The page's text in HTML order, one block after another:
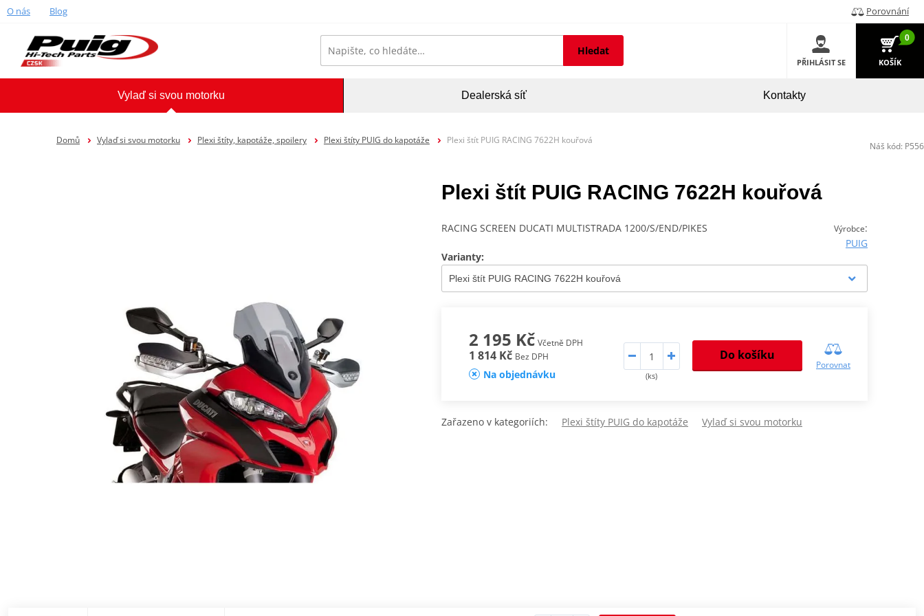
O nás Blog Porovnání
Hledat
PŘIHLÁSIT SE
0
KOŠÍK
Vylaď si svou motorku Dealerská síť Kontakty
Domů Vylaď si svou motorku Plexi štíty, kapotáže, spoilery Plexi štíty PUIG do kapotáže Plexi štít PUIG RACING 7622H kouřová
Plexi štít PUIG RACING 7622H kouřová
Výrobce:
PUIG
RACING SCREEN DUCATI MULTISTRADA 1200/S/END/PIKES
Varianty:
2 195 Kč Včetně DPH
1 814 Kč Bez DPH
Na objednávku (ks)
Do košíku
Porovnat
Zařazeno v kategoriích: Plexi štíty PUIG do kapotáže Vylaď si svou motorku
Náš kód: P556